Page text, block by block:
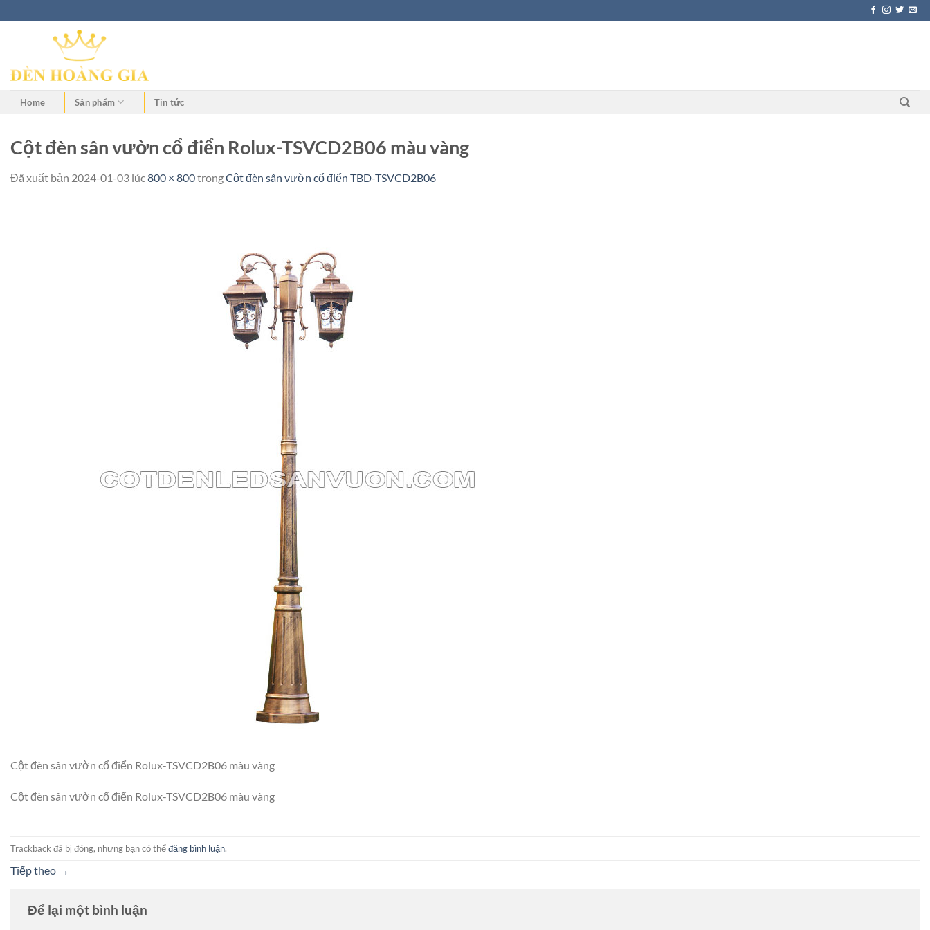
Home Sản phẩm Tin tức
Cột đèn sân vườn cổ điển Rolux-TSVCD2B06 màu vàng
Đã xuất bản 2024-01-03 lúc800 × 800trongCột đèn sân vườn cổ điển TBD-TSVCD2B06
Cột đèn sân vườn cổ điển Rolux-TSVCD2B06 màu vàng
Cột đèn sân vườn cổ điển Rolux-TSVCD2B06 màu vàng
Trackback đã bị đóng, nhưng bạn có thểđăng bình luận.
Tiếp theo →
Để lại một bình luận